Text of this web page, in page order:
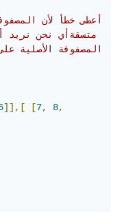
6]],[ [7, 8,